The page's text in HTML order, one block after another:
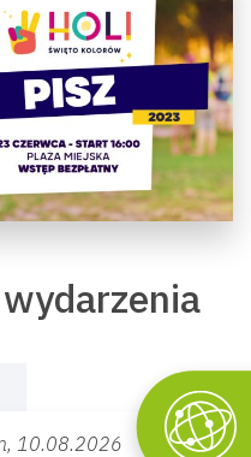
10.08.2026